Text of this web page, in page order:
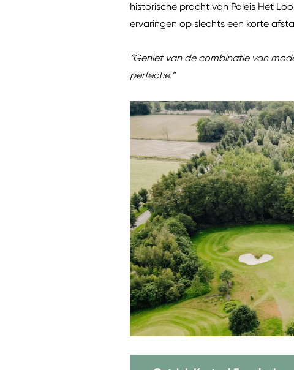
historische pracht van Paleis Het
ervaringen op slechts een korte
“Geniet van de combinatie van
perfectie.”